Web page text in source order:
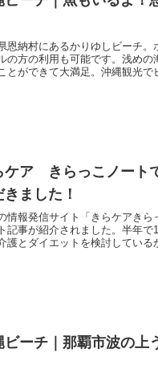
恩納村にあるかりゆしビーチ
の方の利用も可能です。浅め
とができて大満足。沖縄観光
ケア きらっこノート
きました！
情報発信サイト「きらケアき
記事が紹介されました。半年で
護とダイエットを検討している
ビーチ｜那覇市波の上